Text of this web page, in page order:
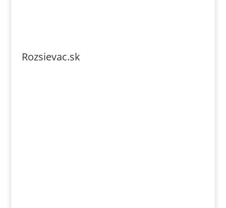
Rozsievac.sk